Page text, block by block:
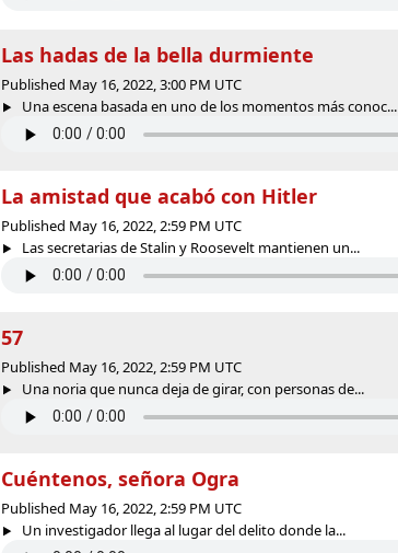
Las hadas de la bella durmiente
Published May 16, 2022, 3:00 PM UTC
Una escena basada en uno de los momentos más conoc...
La amistad que acabó con Hitler
Published May 16, 2022, 2:59 PM UTC
Las secretarias de Stalin y Roosevelt mantienen un...
57
Published May 16, 2022, 2:59 PM UTC
Una noria que nunca deja de girar, con personas de...
Cuéntenos, señora Ogra
Published May 16, 2022, 2:59 PM UTC
Un investigador llega al lugar del delito donde la...